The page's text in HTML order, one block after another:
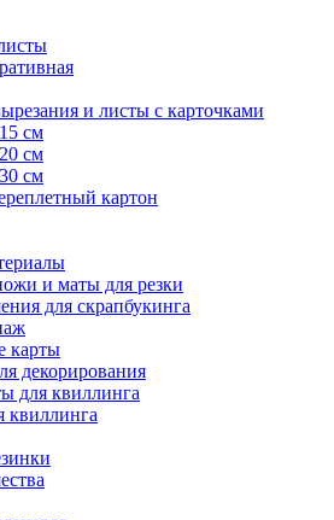
и листы с карточками
см
см
см
картон
и маты для резки
для скрапбукинга
карты
декорирования
для квиллинга
квиллинга